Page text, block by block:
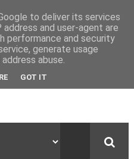
to deliver its services
and user-agent are
performance and security
generate usage
abuse.
GOT IT